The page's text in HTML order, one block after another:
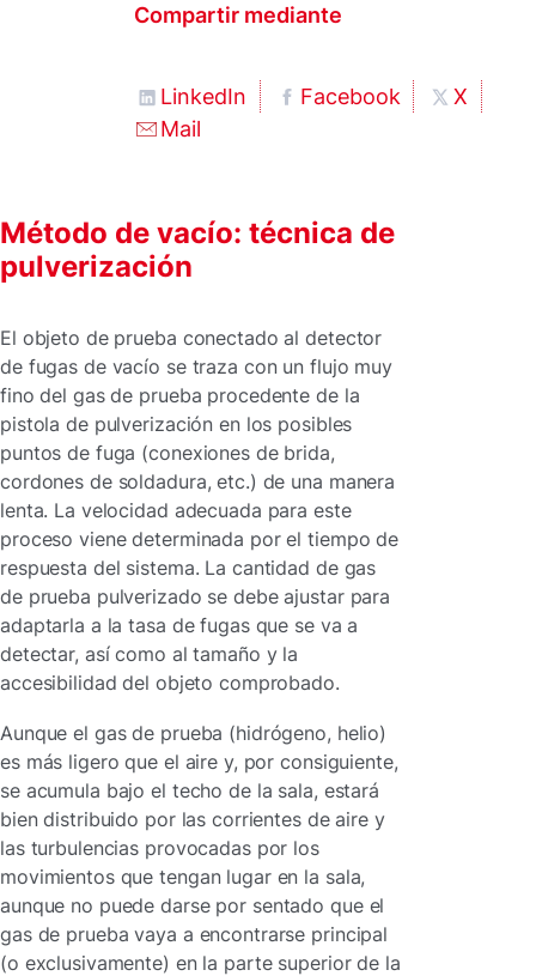
Compartir mediante
LinkedIn Facebook
X
Mail
Método de vacío: técnica de
pulverización
El objeto de prueba conectado al detector
de fugas de vacío se traza con un flujo muy
fino del gas de prueba procedente de la
pistola de pulverización en los posibles
puntos de fuga (conexiones de brida,
cordones de soldadura, etc.) de una manera
lenta. La velocidad adecuada para este
proceso viene determinada por el tiempo de
respuesta del sistema. La cantidad de gas
de prueba pulverizado se debe ajustar para
adaptarla a la tasa de fugas que se va a
detectar, así como al tamaño y la
accesibilidad del objeto comprobado.
Aunque el gas de prueba (hidrógeno, helio)
es más ligero que el aire y, por consiguiente,
se acumula bajo el techo de la sala, estará
bien distribuido por las corrientes de aire y
las turbulencias provocadas por los
movimientos que tengan lugar en la sala,
aunque no puede darse por sentado que el
gas de prueba vaya a encontrarse principal
(o exclusivamente) en la parte superior de la